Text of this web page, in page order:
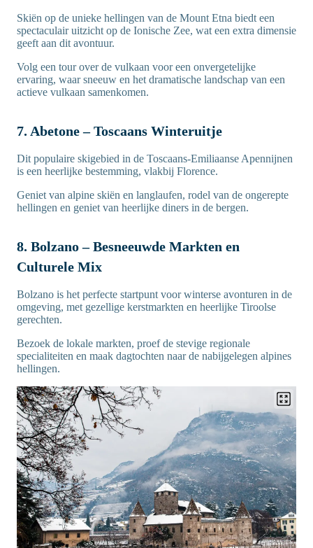
Skiën op de unieke hellingen van de Mount Etna biedt een
spectaculair uitzicht op de Ionische Zee, wat een extra dimensie
geeft aan dit avontuur.
Volg een tour over de vulkaan voor een onvergetelijke
ervaring, waar sneeuw en het dramatische landschap van een
actieve vulkaan samenkomen.
7. Abetone – Toscaans Winteruitje
Dit populaire skigebied in de Toscaans-Emiliaanse Apennijnen
is een heerlijke bestemming, vlakbij Florence.
Geniet van alpine skiën en langlaufen, rodel van de ongerepte
hellingen en geniet van heerlijke diners in de bergen.
8. Bolzano – Besneeuwde Markten en
Culturele Mix
Bolzano is het perfecte startpunt voor winterse avonturen in de
omgeving, met gezellige kerstmarkten en heerlijke Tiroolse
gerechten.
Bezoek de lokale markten, proef de stevige regionale
specialiteiten en maak dagtochten naar de nabijgelegen alpines
hellingen.